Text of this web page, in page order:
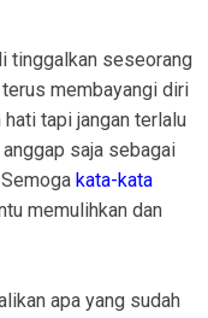
tinggalkan seseorang
membayangi diri
tapi jangan terlalu
saja sebagai
kata-kata
memulihkan dan
apa yang sudah